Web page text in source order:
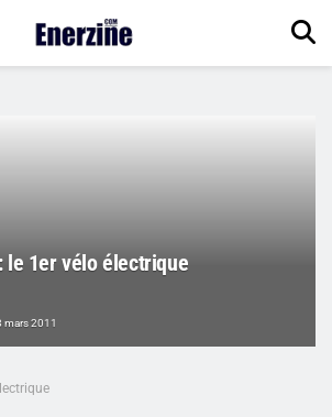
le 1er vélo électrique
mars 2011